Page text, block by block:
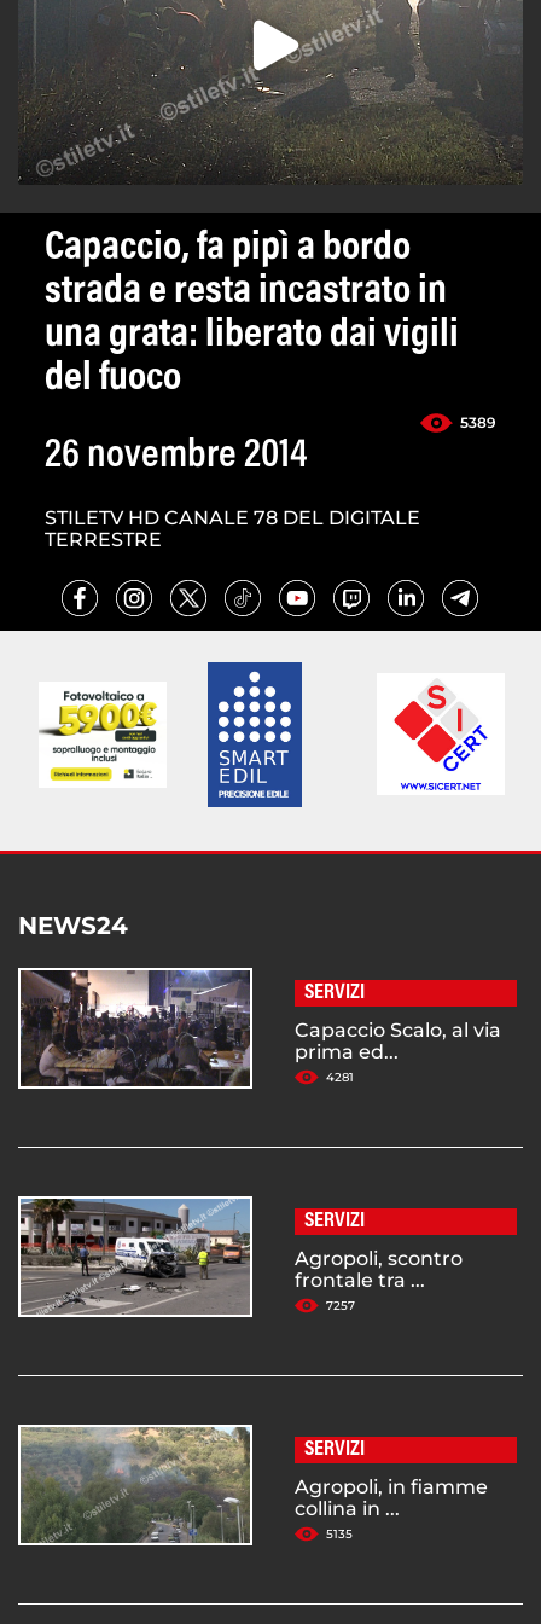
Capaccio, fa pipì a bordo
strada e resta incastrato in
una grata: liberato dai vigili
del fuoco
5389
26 novembre 2014
STILETV HD CANALE 78 DEL DIGITALE
TERRESTRE
NEWS24
SERVIZI
Capaccio Scalo, al via
prima ed...
4281
SERVIZI
Agropoli, scontro
frontale tra ...
7257
SERVIZI
Agropoli, in fiamme
collina in ...
5135